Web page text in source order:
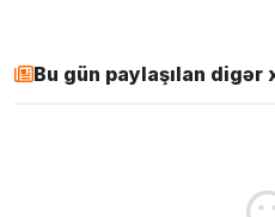
Bu gün paylaşılan digər